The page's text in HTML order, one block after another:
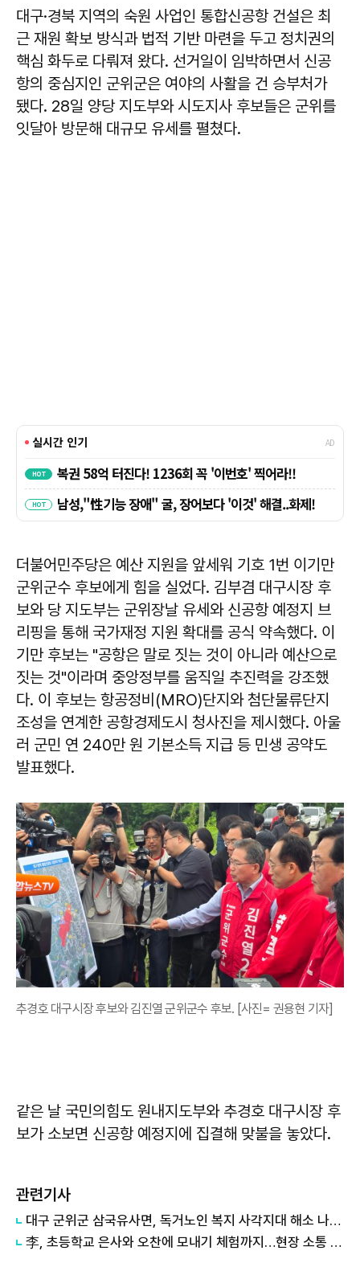
대구·경북 지역의 숙원 사업인 통합신공항 건설은 최
근 재원 확보 방식과 법적 기반 마련을 두고 정치권의
핵심 화두로 다뤄져 왔다. 선거일이 임박하면서 신공
항의 중심지인 군위군은 여야의 사활을 건 승부처가
됐다. 28일 양당 지도부와 시도지사 후보들은 군위를
잇달아 방문해 대규모 유세를 펼쳤다.
더불어민주당은 예산 지원을 앞세워 기호 1번 이기만
군위군수 후보에게 힘을 실었다. 김부겸 대구시장 후
보와 당 지도부는 군위장날 유세와 신공항 예정지 브
리핑을 통해 국가재정 지원 확대를 공식 약속했다. 이
기만 후보는 "공항은 말로 짓는 것이 아니라 예산으로
짓는 것"이라며 중앙정부를 움직일 추진력을 강조했
다. 이 후보는 항공정비(MRO)단지와 첨단물류단지
조성을 연계한 공항경제도시 청사진을 제시했다. 아울
러 군민 연 240만 원 기본소득 지급 등 민생 공약도
발표했다.
추경호 대구시장 후보와 김진열 군위군수 후보. [사진= 권용현 기자]
같은 날 국민의힘도 원내지도부와 추경호 대구시장 후
보가 소보면 신공항 예정지에 집결해 맞불을 놓았다.
관련기사
대구 군위군 삼국유사면, 독거노인 복지 사각지대 해소 나선다
李, 초등학교 은사와 오찬에 모내기 체험까지…현장 소통 행보 이어가